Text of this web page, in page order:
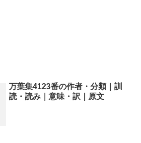
万葉集4123番の作者・分類｜訓
読・読み｜意味・訳｜原文